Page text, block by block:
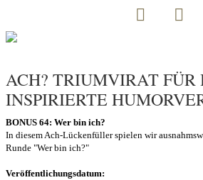
ACH? TRIUMVIRAT FÜR
INSPIRIERTE
BONUS 64: Wer bin ich?
In diesem Ach-Lückenfüller spielen wir
Runde "Wer bin ich?"
Veröffentlichungsdatum: